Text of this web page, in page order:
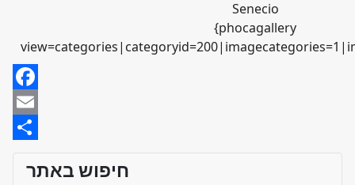
Senecio
{phocagallery
Facebook
Email
Share
חיפוש באתר